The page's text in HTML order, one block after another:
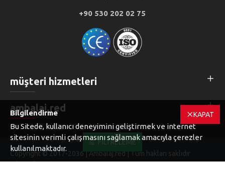
+90 530 202 02 75
müşteri hizmetleri
ambalaj.red
Copyright © 2017-2036 | Ambalaj.red | Tüm hakları saklıdır
Webservices
KAPAT
Bilgilendirme
Bu Sitede, kullanıcı deneyimini geliştirmek ve internet
sitesinin verimli çalışmasını sağlamak amacıyla çerezler
kullanılmaktadır.
FILTRELEME